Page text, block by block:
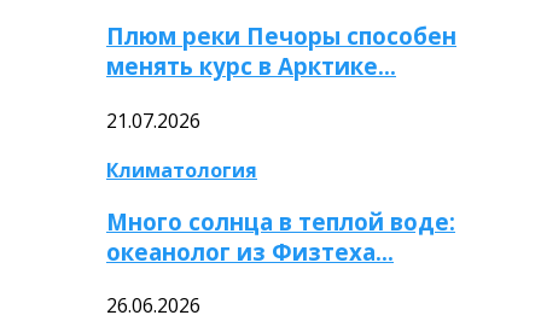
Плюм реки Печоры способен
менять курс в Арктике…
21.07.2026
Климатология
Много солнца в теплой воде:
океанолог из Физтеха…
26.06.2026